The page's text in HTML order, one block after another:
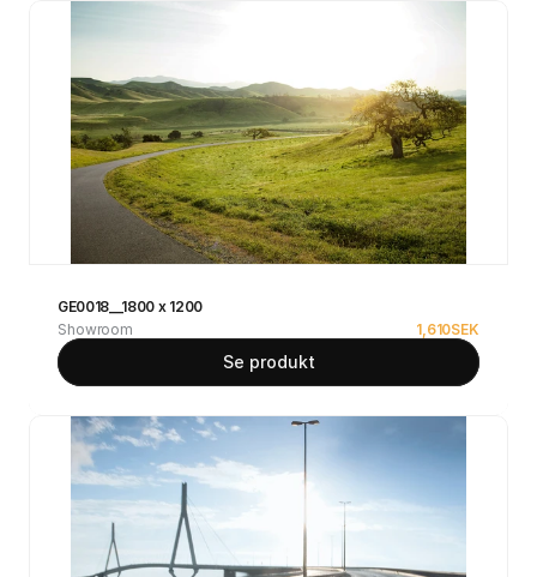
GE0018__1800 x 1200
Showroom
1,610SEK
Se produkt